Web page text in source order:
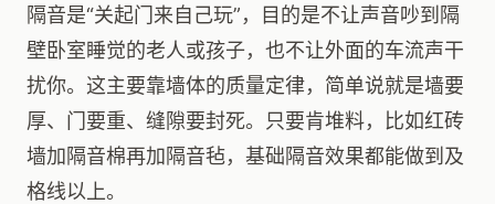
隔音是“关起门来自己玩”，目的是不让声音吵到隔
壁卧室睡觉的老人或孩子，也不让外面的车流声干
扰你。这主要靠墙体的质量定律，简单说就是墙要
厚、门要重、缝隙要封死。只要肯堆料，比如红砖
墙加隔音棉再加隔音毡，基础隔音效果都能做到及
格线以上。